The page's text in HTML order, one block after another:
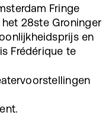
Fringe
het 28ste Groninger
en
Frédérique te